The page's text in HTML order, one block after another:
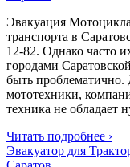
Эвакуация
транспорта в
12-82. Однако часто
городами
быть проблематично.
мототехники,
техника не
Читать подробнее ›
Эвакуатор для